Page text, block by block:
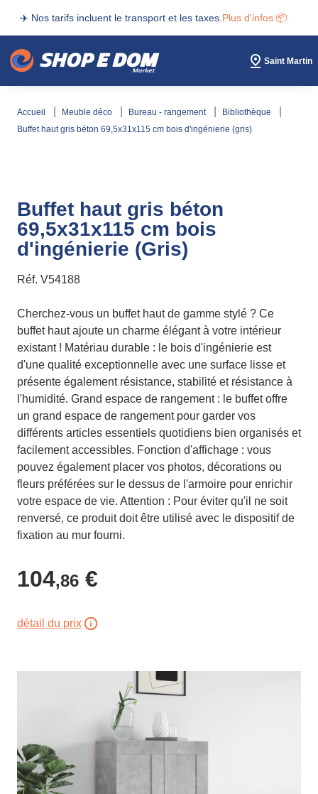
✈️ Nos tarifs incluent le transport et les taxes. Plus d'infos 📦
Saint Martin
accueil meuble déco bureau - rangement
bibliothèque
buffet haut gris béton 69,5x31x115 cm bois d'ingénierie (gris)
Buffet haut gris béton
69,5x31x115 cm bois
d'ingénierie (Gris)
Réf. V54188
Cherchez-vous un buffet haut de gamme stylé ? Ce
buffet haut ajoute un charme élégant à votre intérieur
existant ! Matériau durable : le bois d'ingénierie est
d'une qualité exceptionnelle avec une surface lisse et
présente également résistance, stabilité et résistance à
l'humidité. Grand espace de rangement : le buffet offre
un grand espace de rangement pour garder vos
différents articles essentiels quotidiens bien organisés et
facilement accessibles. Fonction d'affichage : vous
pouvez également placer vos photos, décorations ou
fleurs préférées sur le dessus de l'armoire pour enrichir
votre espace de vie. Attention : Pour éviter qu'il ne soit
renversé, ce produit doit être utilisé avec le dispositif de
fixation au mur fourni.
104,86 €
détail du prix